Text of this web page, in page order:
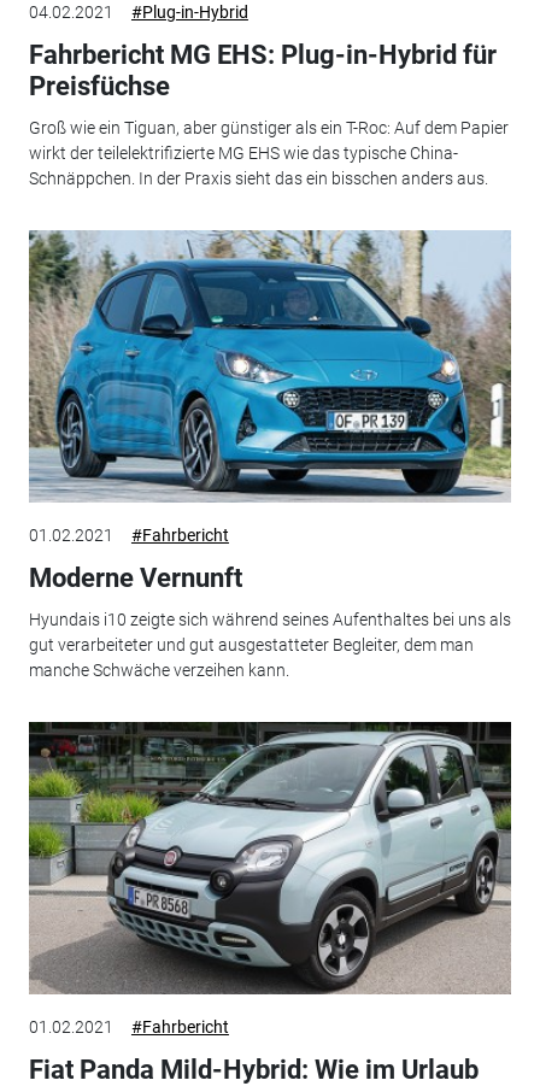
04.02.2021 #Plug-in-Hybrid
Fahrbericht MG EHS: Plug-in-Hybrid für
Preisfüchse
Groß wie ein Tiguan, aber günstiger als ein T-Roc: Auf dem Papier
wirkt der teilelektrifizierte MG EHS wie das typische China-
Schnäppchen. In der Praxis sieht das ein bisschen anders aus.
01.02.2021 #Fahrbericht
Moderne Vernunft
Hyundais i10 zeigte sich während seines Aufenthaltes bei uns als
gut verarbeiteter und gut ausgestatteter Begleiter, dem man
manche Schwäche verzeihen kann.
01.02.2021 #Fahrbericht
Fiat Panda Mild-Hybrid: Wie im Urlaub